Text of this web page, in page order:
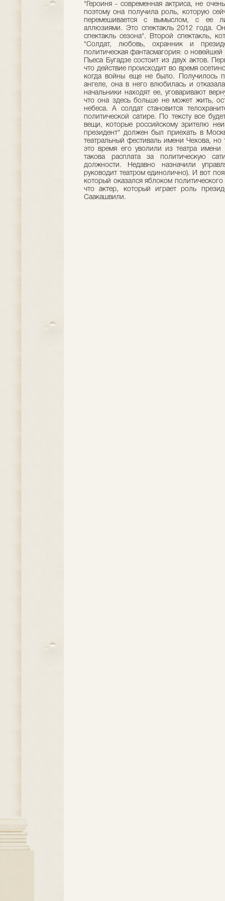
"Героиня - современная актриса, не
поэтому она получила роль, которую
перемешивается с вымыслом, с ее
аллюзиями. Это спектакль 2012 года.
спектакль сезона". Второй спектакль,
"Солдат, любовь, охранник и
политическая фантасмагория: о
Пьеса Бугадзе состоит из двух актов.
что действие происходит во время
когда войны еще не было. Получилось
ангеле, она в него влюбилась и
начальники находят ее, уговаривают
что она здесь больше не может жить,
небеса. А солдат становится
политической сатире. По тексту все
вещи, которые российскому зрителю
президент" должен был приехать в
театральный фестиваль имени Чехова, но
это время его уволили из театра
такова расплата за политическую
должности. Недавно назначили
руководит театром единолично). И вот
который оказался яблоком
что актер, который играет роль
Саакашвили.